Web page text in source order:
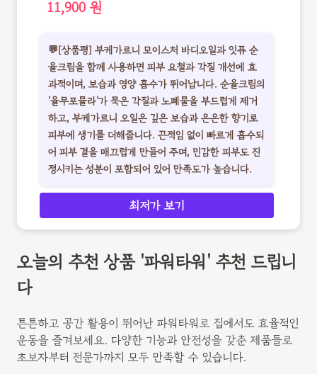
11,900 원
💬[상품평] 부케가르니 모이스처 바디오일과 잇퓨 순
율크림을 함께 사용하면 피부 요철과 각질 개선에 효
과적이며, 보습과 영양 흡수가 뛰어납니다. 순율크림의
'율무포뮬라'가 묵은 각질과 노폐물을 부드럽게 제거
하고, 부케가르니 오일은 깊은 보습과 은은한 향기로
피부에 생기를 더해줍니다. 끈적임 없이 빠르게 흡수되
어 피부 결을 매끄럽게 만들어 주며, 민감한 피부도 진
정시키는 성분이 포함되어 있어 만족도가 높습니다.
최저가 보기
오늘의 추천 상품 '파워타워' 추천 드립니
다
튼튼하고 공간 활용이 뛰어난 파워타워로 집에서도 효율적인
운동을 즐겨보세요. 다양한 기능과 안전성을 갖춘 제품들로
초보자부터 전문가까지 모두 만족할 수 있습니다.